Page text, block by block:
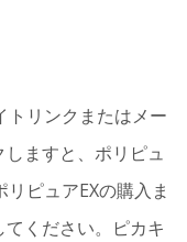
トリンクまたはメー
ますと、ポリピュ
ピュアEXの購入ま
ください。ピカキ